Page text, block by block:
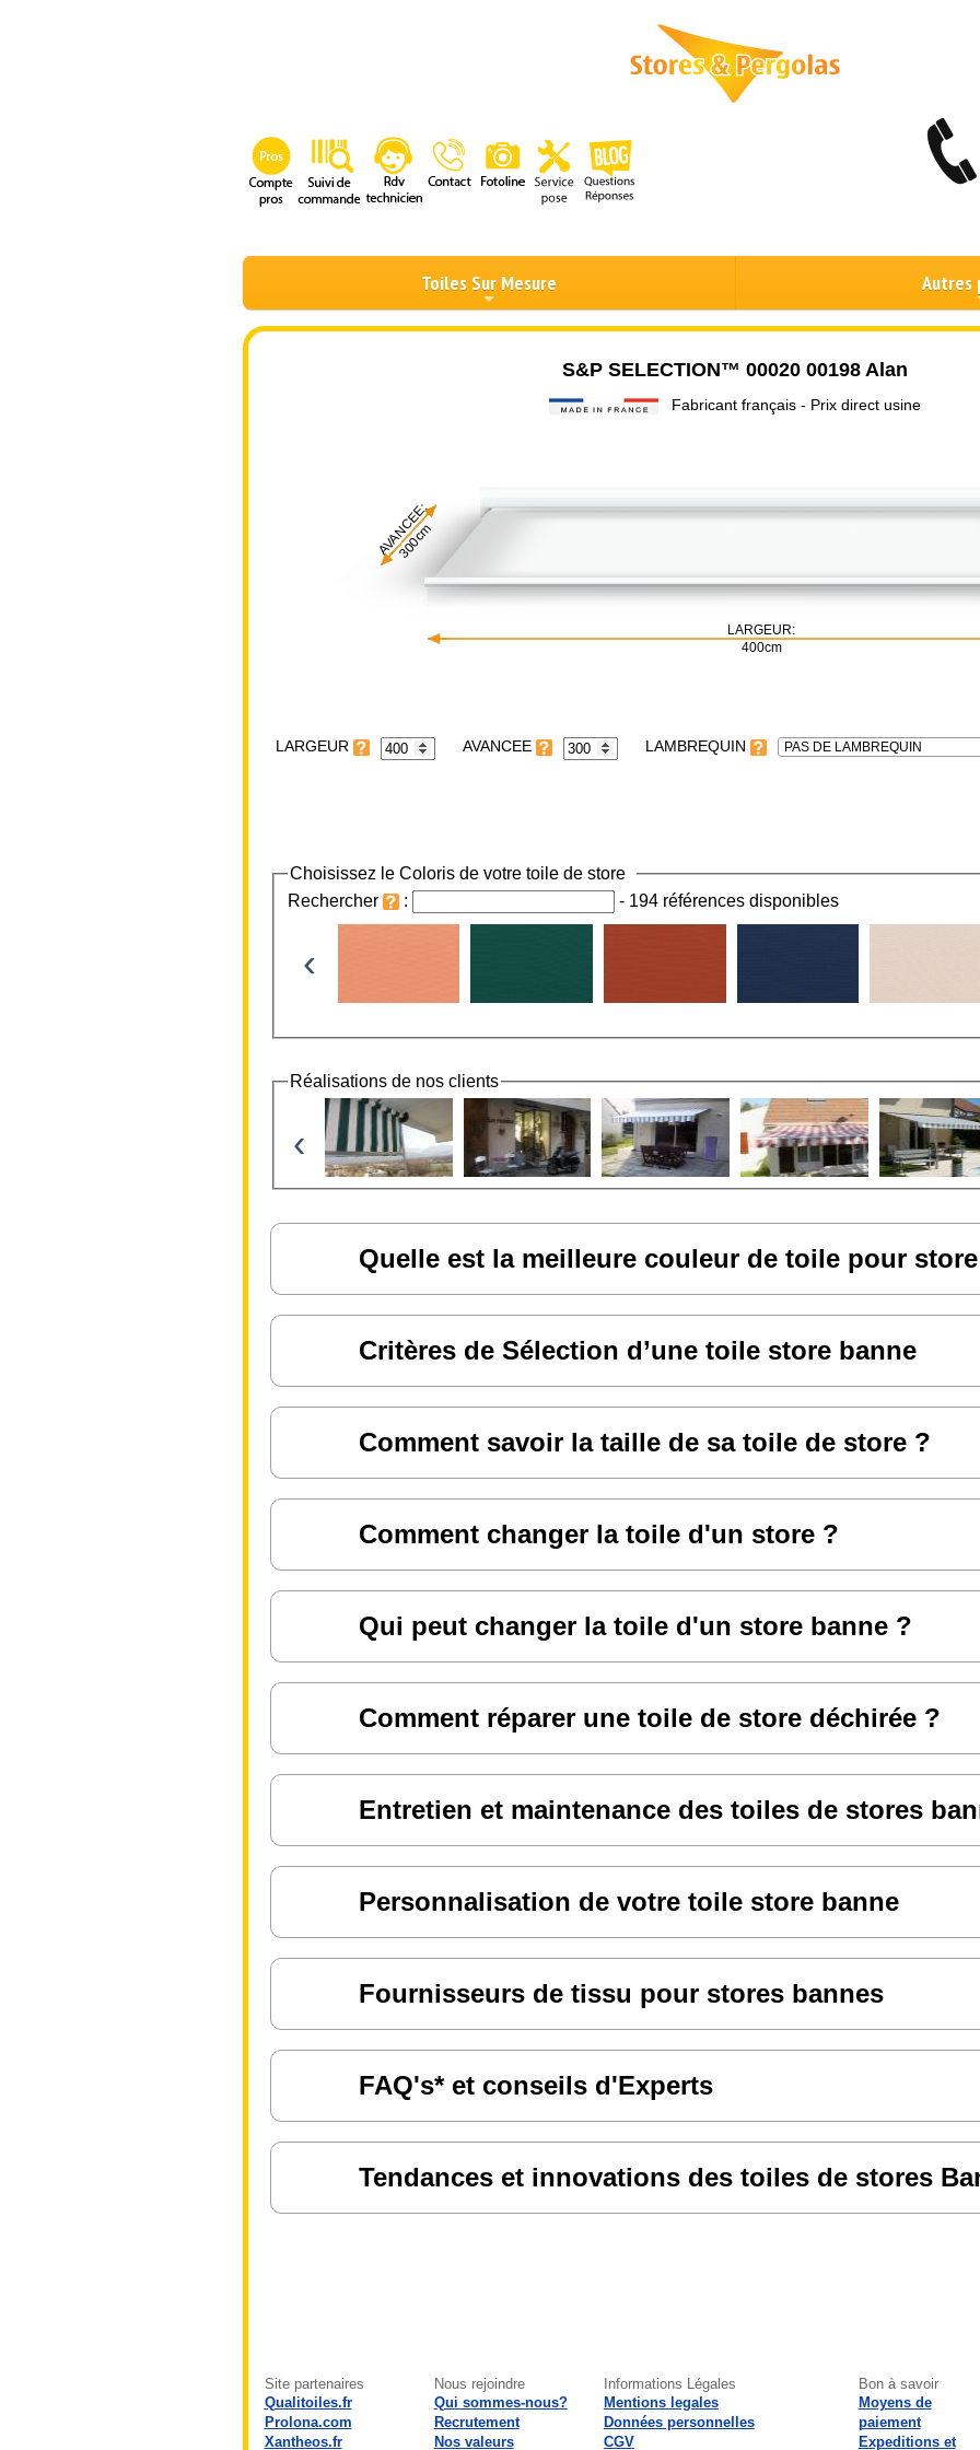
Toiles Sur Mesure Autres
S&P SELECTION™ 00020 00198 Alan
Fabricant français - Prix direct usine
LARGEUR:
400cm
AVANCEE:
300cm
LARGEUR LAMBREQUIN PAS DE LAMBREQUIN
Choisissez le Coloris de votre toile de store
Rechercher
: - 194 références disponibles
‹
Réalisations de nos clients
‹
Quelle est la meilleure couleur de toile pour
Critères de Sélection d’une toile store banne
Comment savoir la taille de sa toile de store ?
Comment changer la toile d'un store ?
Qui peut changer la toile d'un store banne ?
Comment réparer une toile de store déchirée ?
Entretien et maintenance des toiles de stores
Personnalisation de votre toile store banne
Fournisseurs de tissu pour stores bannes
FAQ's* et conseils d'Experts
Tendances et innovations des toiles de stores
Site partenaires
Qualitoiles.fr
Prolona.com
Xantheos.fr
Nous rejoindre
Qui sommes-nous?
Recrutement
Nos valeurs
Informations Légales
Mentions legales
Données personnelles
CGV
Bon à savoir
Moyens de
paiement
Expeditions et